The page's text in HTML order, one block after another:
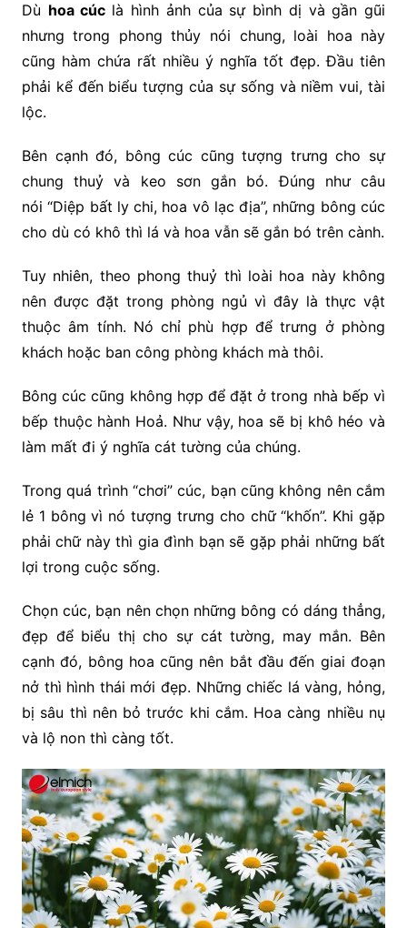
Dù hoa cúc là hình ảnh của sự bình dị và gần gũi
nhưng trong phong thủy nói chung, loài hoa này
cũng hàm chứa rất nhiều ý nghĩa tốt đẹp. Đầu tiên
phải kể đến biểu tượng của sự sống và niềm vui, tài
lộc.
Bên cạnh đó, bông cúc cũng tượng trưng cho sự
chung thuỷ và keo sơn gắn bó. Đúng như câu
nói “Diệp bất ly chi, hoa vô lạc địa”, những bông cúc
cho dù có khô thì lá và hoa vẫn sẽ gắn bó trên cành.
Tuy nhiên, theo phong thuỷ thì loài hoa này không
nên được đặt trong phòng ngủ vì đây là thực vật
thuộc âm tính. Nó chỉ phù hợp để trưng ở phòng
khách hoặc ban công phòng khách mà thôi.
Bông cúc cũng không hợp để đặt ở trong nhà bếp vì
bếp thuộc hành Hoả. Như vậy, hoa sẽ bị khô héo và
làm mất đi ý nghĩa cát tường của chúng.
Trong quá trình “chơi” cúc, bạn cũng không nên cắm
lẻ 1 bông vì nó tượng trưng cho chữ “khốn”. Khi gặp
phải chữ này thì gia đình bạn sẽ gặp phải những bất
lợi trong cuộc sống.
Chọn cúc, bạn nên chọn những bông có dáng thẳng,
đẹp để biểu thị cho sự cát tường, may mắn. Bên
cạnh đó, bông hoa cũng nên bắt đầu đến giai đoạn
nở thì hình thái mới đẹp. Những chiếc lá vàng, hỏng,
bị sâu thì nên bỏ trước khi cắm. Hoa càng nhiều nụ
và lộ non thì càng tốt.